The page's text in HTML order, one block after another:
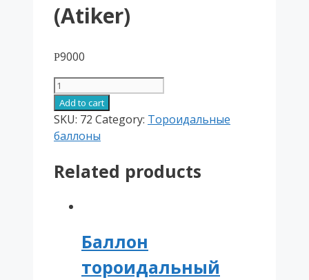
(Atiker)
Р9000
Баллон
тороидальный
50л
н/
(680/180)
Add to cart
SKU: 72 Category: Тороидальные
баллоны
Related products
Баллон
тороидальный